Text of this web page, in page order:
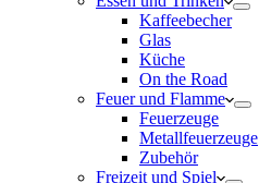
Kaffeebecher
Glas
Küche
On the Road
Feuer und Flamme
Feuerzeuge
Metallfeuerzeuge
Zubehör
Freizeit und Spiel